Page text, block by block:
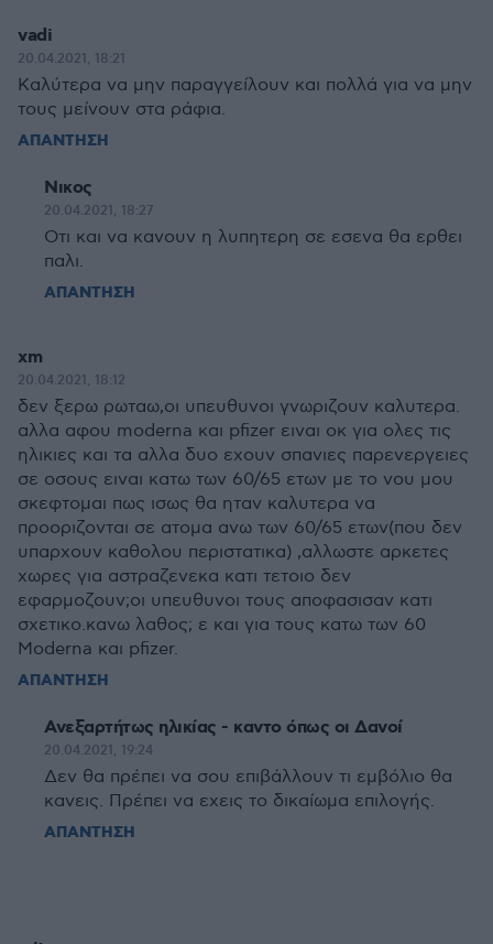
vadi
20.04.2021, 18:21
Καλύτερα να μην παραγγείλουν και πολλά για να μην
τους μείνουν στα ράφια.
ΑΠΑΝΤΗΣΗ
Νικος
20.04.2021, 18:27
Οτι και να κανουν η λυπητερη σε εσενα θα ερθει
παλι.
ΑΠΑΝΤΗΣΗ
xm
20.04.2021, 18:12
δεν ξερω ρωταω,οι υπευθυνοι γνωριζουν καλυτερα.
αλλα αφου moderna και pfizer ειναι οκ για ολες τις
ηλικιες και τα αλλα δυο εχουν σπανιες παρενεργειες
σε οσους ειναι κατω των 60/65 ετων με το νου μου
σκεφτομαι πως ισως θα ηταν καλυτερα να
προοριζονται σε ατομα ανω των 60/65 ετων(που δεν
υπαρχουν καθολου περιστατικα) ,αλλωστε αρκετες
χωρες για αστραζενεκα κατι τετοιο δεν
εφαρμοζουν;οι υπευθυνοι τους αποφασισαν κατι
σχετικο.κανω λαθος; ε και για τους κατω των 60
Moderna και pfizer.
ΑΠΑΝΤΗΣΗ
Ανεξαρτήτως ηλικίας - καντο όπως οι Δανοί
20.04.2021, 19:24
Δεν θα πρέπει να σου επιβάλλουν τι εμβόλιο θα
κανεις. Πρέπει να εχεις το δικαίωμα επιλογής.
ΑΠΑΝΤΗΣΗ